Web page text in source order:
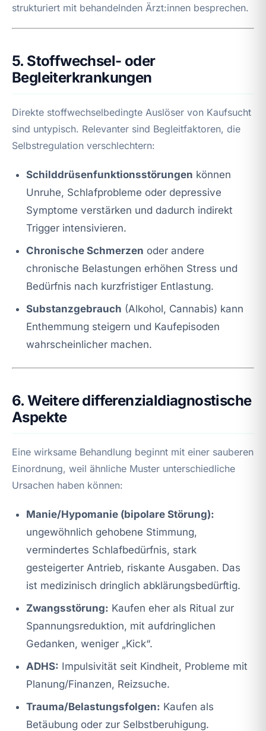
strukturiert mit behandelnden Ärzt:innen besprechen.
5. Stoffwechsel- oder
Begleiterkrankungen
Direkte stoffwechselbedingte Auslöser von Kaufsucht
sind untypisch. Relevanter sind Begleitfaktoren, die
Selbstregulation verschlechtern:
Schilddrüsenfunktionsstörungen können
Unruhe, Schlafprobleme oder depressive
Symptome verstärken und dadurch indirekt
Trigger intensivieren.
Chronische Schmerzen oder andere
chronische Belastungen erhöhen Stress und
Bedürfnis nach kurzfristiger Entlastung.
Substanzgebrauch (Alkohol, Cannabis) kann
Enthemmung steigern und Kaufepisoden
wahrscheinlicher machen.
6. Weitere differenzialdiagnostische
Aspekte
Eine wirksame Behandlung beginnt mit einer sauberen
Einordnung, weil ähnliche Muster unterschiedliche
Ursachen haben können:
Manie/Hypomanie (bipolare Störung):
ungewöhnlich gehobene Stimmung,
vermindertes Schlafbedürfnis, stark
gesteigerter Antrieb, riskante Ausgaben. Das
ist medizinisch dringlich abklärungsbedürftig.
Zwangsstörung: Kaufen eher als Ritual zur
Spannungsreduktion, mit aufdringlichen
Gedanken, weniger „Kick“.
ADHS: Impulsivität seit Kindheit, Probleme mit
Planung/Finanzen, Reizsuche.
Trauma/Belastungsfolgen: Kaufen als
Betäubung oder zur Selbstberuhigung.